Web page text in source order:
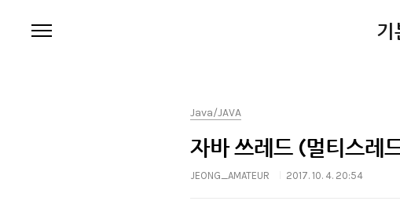
기
Java/JAVA
자바 쓰레드 (멀티스레
JEONG_AMATEUR 2017. 10. 4. 20:54